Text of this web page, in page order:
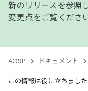
新のリリースを参照
変更点をご覧くださ
AOSP ドキュメント
この情報は役に立ちました